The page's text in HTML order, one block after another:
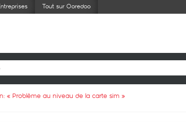
Tout sur Ooredoo
« Problème au niveau de la carte sim »